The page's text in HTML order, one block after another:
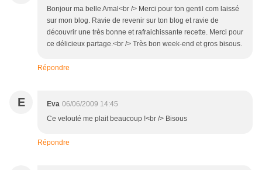
Bonjour ma belle Amal<br /> Merci pour ton gentil com laissé
sur mon blog. Ravie de revenir sur ton blog et ravie de
découvrir une très bonne et rafraichissante recette. Merci pour
ce délicieux partage.<br /> Très bon week-end et gros bisous.
Répondre
E Eva 06/06/2009 14:45
Ce velouté me plait beaucoup !<br /> Bisous
Répondre